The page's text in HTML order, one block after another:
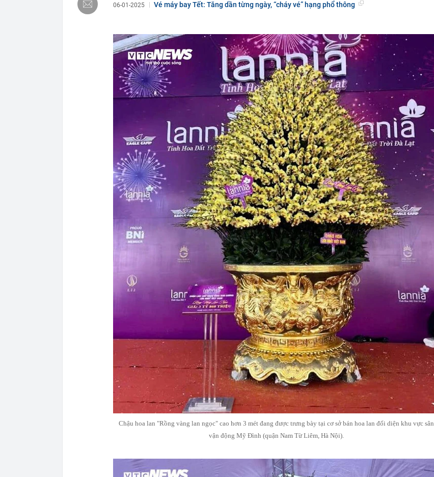
13:47
Nhu cầu tìm kiếm việc làm tăng vọt, lộ diện 'ngành hot'
13:40
Không ngờ có mỹ nhân Việt từ chối đóng phim Hollywood: Cô gái vàng
của cả dân tộc, nghe tên đã thấy tự hào
13:36
ĐBQH: Mở rộng hoạt động của ngân hàng cần phòng ngừa tình trạng
13:28
Vì sao giá kết thúc bằng số 9 lại khiến bạn mua nhiều hơn?
06-01-2025 Vé máy bay Tết: Tăng dần từng ngày, “cháy vé” hạng phổ thông
Chậu hoa lan "Rồng vàng lan ngọc" cao hơn 3 mét đang được trưng bày tại cơ sở bán hoa lan đối diện khu vực sân
vận động Mỹ Đình (quận Nam Từ Liêm, Hà Nội).